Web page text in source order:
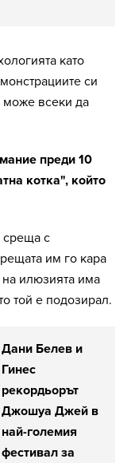
като
си
може всеки да
преди 10
котка", който
среща с
им го кара
на илюзията има
той е подозирал.
Дани Белев и
Гинес
рекордьорът
Джошуа Джей в
най-големия
фестивал за